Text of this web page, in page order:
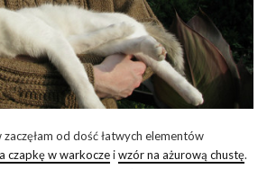
od dość łatwych elementów
czapkę w warkoczeiwzór na ażurową chustę.